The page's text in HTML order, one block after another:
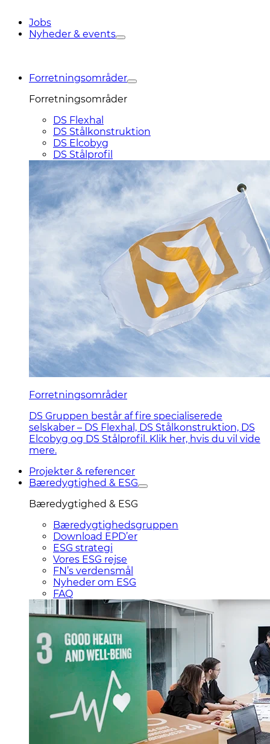
Jobs
Nyheder & events
Forretningsområder
Forretningsområder
DS Flexhal
DS Stålkonstruktion
DS Elcobyg
DS Stålprofil
Forretningsområder
DS Gruppen består af fire specialiserede
selskaber – DS Flexhal, DS Stålkonstruktion, DS
Elcobyg og DS Stålprofil. Klik her, hvis du vil vide
mere.
Projekter & referencer
Bæredygtighed & ESG
Bæredygtighed & ESG
Bæredygtighedsgruppen
Download EPD’er
ESG strategi
Vores ESG rejse
FN’s verdensmål
Nyheder om ESG
FAQ